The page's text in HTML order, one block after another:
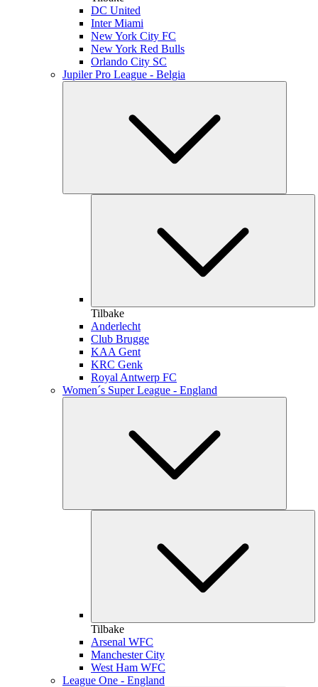
DC United
Inter Miami
New York City FC
New York Red Bulls
Orlando City SC
Jupiler Pro League - Belgia
Tilbake
Anderlecht
Club Brugge
KAA Gent
KRC Genk
Royal Antwerp FC
Women´s Super League - England
Tilbake
Arsenal WFC
Manchester City
West Ham WFC
League One - England